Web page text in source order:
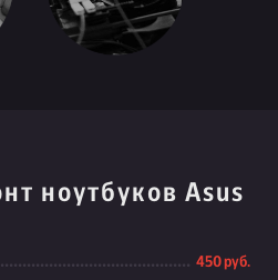
ноутбуков Asus
450 руб.